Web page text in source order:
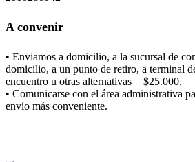
A convenir
• Enviamos a domicilio, a la sucursal de
domicilio, a un punto de retiro, a terminal
encuentro u otras alternativas = $25.000.
• Comunicarse con el área administrativa
envío más conveniente.